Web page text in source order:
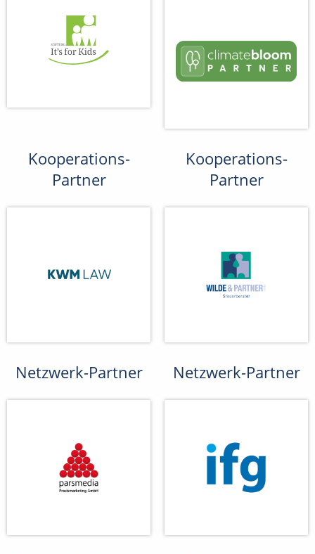
Kooperations-
Partner
Kooperations-
Partner
Netzwerk-Partner Netzwerk-Partner